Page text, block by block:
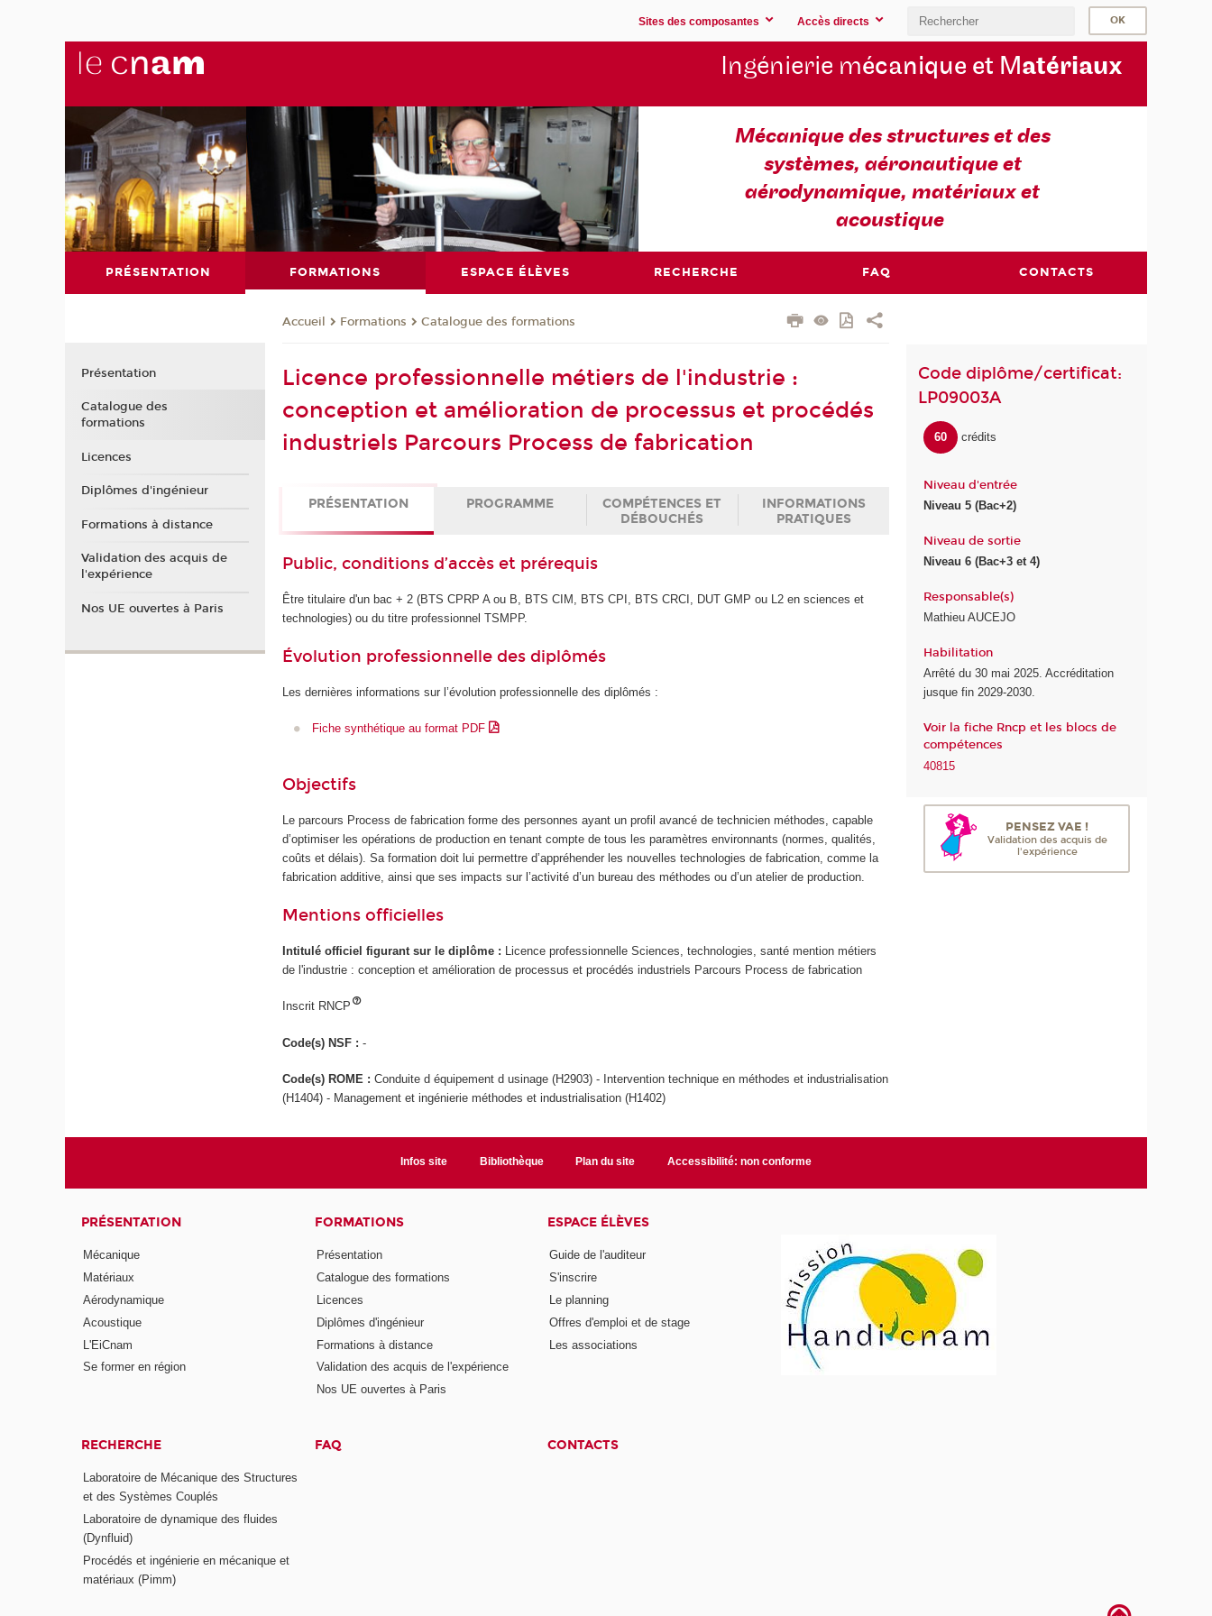
Sites des composantes Accès directs
Ingénierie mécanique et Matériaux
Mécanique des structures et des
systèmes, aéronautique et
aérodynamique, matériaux et
acoustique
PRÉSENTATION FORMATIONS ESPACE ÉLÈVES RECHERCHE FAQ CONTACTS
Accueil Formations Catalogue des formations
Licence professionnelle métiers de l'industrie :
conception et amélioration de processus et procédés
industriels Parcours Process de fabrication
PRÉSENTATION PROGRAMME
COMPÉTENCES ET
DÉBOUCHÉS
INFORMATIONS
PRATIQUES
Public, conditions d’accès et prérequis
Être titulaire d'un bac + 2 (BTS CPRP A ou B, BTS CIM, BTS CPI, BTS CRCI, DUT GMP ou L2 en sciences et
technologies) ou du titre professionnel TSMPP.
Évolution professionnelle des diplômés
Les dernières informations sur l’évolution professionnelle des diplômés :
Fiche synthétique au format PDF
Objectifs
Le parcours Process de fabrication forme des personnes ayant un profil avancé de technicien méthodes, capable
d’optimiser les opérations de production en tenant compte de tous les paramètres environnants (normes, qualités,
coûts et délais). Sa formation doit lui permettre d’appréhender les nouvelles technologies de fabrication, comme la
fabrication additive, ainsi que ses impacts sur l’activité d’un bureau des méthodes ou d’un atelier de production.
Mentions officielles
Intitulé officiel figurant sur le diplôme : Licence professionnelle Sciences, technologies, santé mention métiers
de l'industrie : conception et amélioration de processus et procédés industriels Parcours Process de fabrication
Inscrit RNCP
Code(s) NSF :-
Code(s) ROME :Conduite d équipement d usinage (H2903) - Intervention technique en méthodes et industrialisation
(H1404) - Management et ingénierie méthodes et industrialisation (H1402)
Code diplôme/certificat:
LP09003A
60 crédits
Niveau d'entrée
Niveau 5 (Bac+2)
Niveau de sortie
Niveau 6 (Bac+3 et 4)
Responsable(s)
Mathieu AUCEJO
Habilitation
Arrêté du 30 mai 2025. Accréditation
jusque fin 2029-2030.
Voir la fiche Rncp et les blocs de
compétences
40815
PENSEZ VAE !
Validation des acquis de
l'expérience
Présentation
Catalogue des
formations
Licences
Diplômes d'ingénieur
Formations à distance
Validation des acquis de
l'expérience
Nos UE ouvertes à Paris
Infos site Bibliothèque Plan du site Accessibilité: non conforme
PRÉSENTATION
Mécanique
Matériaux
Aérodynamique
Acoustique
L'EiCnam
Se former en région
FORMATIONS
Présentation
Catalogue des formations
Licences
Diplômes d'ingénieur
Formations à distance
Validation des acquis de l'expérience
Nos UE ouvertes à Paris
ESPACE ÉLÈVES
Guide de l'auditeur
S'inscrire
Le planning
Offres d'emploi et de stage
Les associations
RECHERCHE
Laboratoire de Mécanique des Structures
et des Systèmes Couplés
Laboratoire de dynamique des fluides
(Dynfluid)
Procédés et ingénierie en mécanique et
matériaux (Pimm)
FAQ CONTACTS